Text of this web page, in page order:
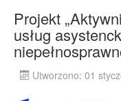
Projekt
usług
Utworzono: 01